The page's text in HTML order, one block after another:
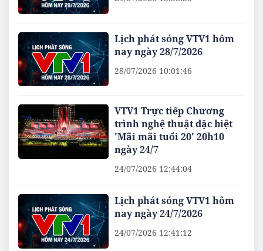
Lịch phát sóng VTV1 hôm
nay ngày 28/7/2026
28/07/2026 10:01:46
VTV1 Trực tiếp Chương
trình nghệ thuật đặc biệt
'Mãi mãi tuổi 20' 20h10
ngày 24/7
24/07/2026 12:44:04
Lịch phát sóng VTV1 hôm
nay ngày 24/7/2026
24/07/2026 12:41:12